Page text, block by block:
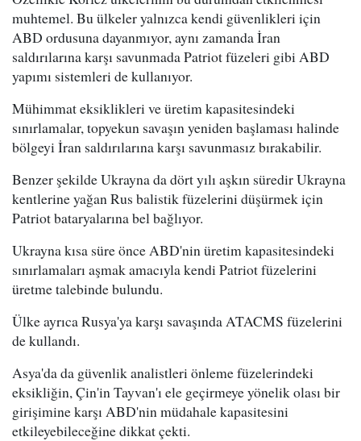
muhtemel. Bu ülkeler yalnızca kendi güvenlikleri için
ABD ordusuna dayanmıyor, aynı zamanda İran
saldırılarına karşı savunmada Patriot füzeleri gibi ABD
yapımı sistemleri de kullanıyor.
Mühimmat eksiklikleri ve üretim kapasitesindeki
sınırlamalar, topyekun savaşın yeniden başlaması halinde
bölgeyi İran saldırılarına karşı savunmasız bırakabilir.
Benzer şekilde Ukrayna da dört yılı aşkın süredir Ukrayna
kentlerine yağan Rus balistik füzelerini düşürmek için
Patriot bataryalarına bel bağlıyor.
Ukrayna kısa süre önce ABD'nin üretim kapasitesindeki
sınırlamaları aşmak amacıyla kendi Patriot füzelerini
üretme talebinde bulundu.
Ülke ayrıca Rusya'ya karşı savaşında ATACMS füzelerini
de kullandı.
Asya'da da güvenlik analistleri önleme füzelerindeki
eksikliğin, Çin'in Tayvan'ı ele geçirmeye yönelik olası bir
girişimine karşı ABD'nin müdahale kapasitesini
etkileyebileceğine dikkat çekti.